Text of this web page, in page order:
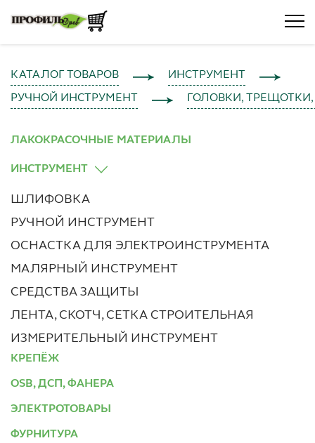
КАТАЛОГ ТОВАРОВ ИНСТРУМЕНТ
РУЧНОЙ ИНСТРУМЕНТ ГОЛОВКИ,
ЛАКОКРАСОЧНЫЕ МАТЕРИАЛЫ
ИНСТРУМЕНТ
ШЛИФОВКА
РУЧНОЙ ИНСТРУМЕНТ
ОСНАСТКА ДЛЯ ЭЛЕКТРОИНСТРУМЕНТА
МАЛЯРНЫЙ ИНСТРУМЕНТ
СРЕДСТВА ЗАЩИТЫ
ЛЕНТА, СКОТЧ, СЕТКА СТРОИТЕЛЬНАЯ
ИЗМЕРИТЕЛЬНЫЙ ИНСТРУМЕНТ
КРЕПЁЖ
OSB, ДСП, ФАНЕРА
ЭЛЕКТРОТОВАРЫ
ФУРНИТУРА